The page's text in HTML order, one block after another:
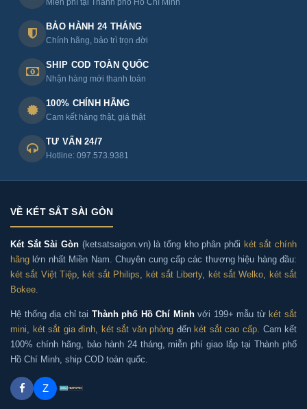
Phân phối Két sắt Bofa model BJ-70LJ chính
hãng toàn quốc
Ngoài Hà Nội và Thành phố Hồ Chí Minh, Két sắt Sài
Gòn còn cung cấp và vận chuyển Két sắt Bofa model BJ-
70LJ chính hãng đến các tỉnh, thành trên cả nước như:
+ Miền Nam: Đồng Nai, Bình Dương, Vũng Tàu, Cà Mau,
Long An, Bến Tre, Tây Ninh...
+ Miền Bắc: Bắc Ninh, Bắc Giang, Hải Dương, Hải
Tuyên Quang, Lạng Sơn, Sơn La, Vĩnh Phúc, Hòa Bình,
Thanh Hóa,...
Tư Vấn & Hỏi Đáp Về Két sắt Bofa
Két sắt Bofa model BJ-70LJ có chữa cháy
không?
Có. Két sắt Bofa model BJ-70LJ là két sắt chữa cháy
BẢO HÀNH 24 THÁNG
Chính hãng, bảo trì trọn đời
SHIP COD TOÀN QUỐC
Nhận hàng mới thanh toán
100% CHÍNH HÃNG
Cam kết hàng thật, giá thật
TƯ VẤN 24/7
Hotline: 097.573.9381
VỀ KÉT SẮT SÀI GÒN
Két Sắt Sài Gòn (ketsatsaigon.vn) là tổng kho phân phối két sắt chính
hãng lớn nhất Miền Nam. Chuyên cung cấp các thương hiệu hàng đầu:
két sắt Việt Tiệp két sắt Philips két sắt Liberty, két sắt Welko
két sắt
Bokee
Hệ thống địa chỉ tại Thành phố Hồ Chí Minhvới 199+ mẫu từ két sắt
mini
két sắt gia đình két sắt văn phòng đến két sắt cao cấp . Cam kết
100% chính hãng, bảo hành 24 tháng, miễn phí giao lắp tại Thành phố
Hồ Chí Minh, ship COD toàn quốc.
Z